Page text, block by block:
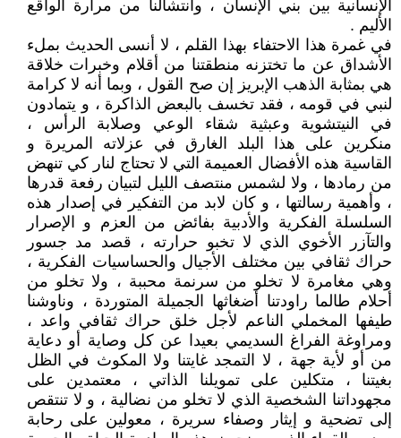
الإنسانية بين بني الإنسان ، وانتشالنا من مرارة الواقع
الأليم .
في غمرة هذا الاحتفاء بهذا القلم ، لا أنسى الحديث بملء
الأشداق عن ما تختزنه منطقتنا من أقلام وخبرات خلاقة
هي بمثابة الذهب الإبريز إن صح القول ، وبما أنه لا كرامة
لنبي في قومه ، فقد تخسف بالبعض الذاكرة ، و يتمادون
في النيتشوية وعبثية شقاء الوعي وصلابة الرأس ،
منكرين على هذا البلد الغارق في عزلاته المريرة و
القاسية هذه الأفضال العميمة التي لا تحتاج لنار كي تنهض
من رمادها ، ولا لشمس منتصف الليل لتبيان رفعة قدرها
، وأهمية رسالتها ، و كان لابد من التفكير في إصدار هذه
السلسلة الفكرية والأدبية بفائض من العزم و الإصرار
والتآزر الأخوي الذي لا تخبو حرارته ، قصد مد جسور
حراك ثقافي بين مختلف الأجيال والحساسيات الفكرية ،
وهي مغامرة لا تخلو من سرنمة محببة ، ولا تخلو من
أحلام طالما راودتنا أضغاثها الجميلة المتوردة ، وناوشنا
طيفها المخملي الناعم لأجل خلق حراك ثقافي واعد ،
ومراوغة الفراغ السديمي بعيدا عن كل وصاية أو دعاية
من أو لأية جهة ، لا التمجد غايتنا ولا المكوث في الظل
بغيتنا ، متكلين على تمويلنا الذاتي ، معتمدين على
مجهوداتنا الشخصية الذي لا تخلو من نضالية ، و لا تنتقص
إلى تضحية و إيثار وصفاء سريرة ، معولين على رحابة